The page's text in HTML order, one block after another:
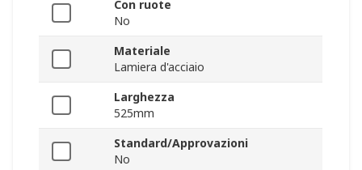
Con ruote
No
Materiale
Lamiera d'acciaio
Larghezza
525mm
Standard/Approvazioni
No